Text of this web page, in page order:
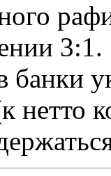
3:1.
банки
нетто